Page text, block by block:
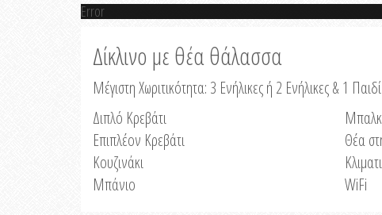
Error
Δίκλινο με θέα θάλασσα
Μέγιστη Χωριτικότητα: 3 Ενήλικες ή 2 Ενήλικες & 1 Παιδί
Διπλό Κρεβάτι
Επιπλέον Κρεβάτι
Κουζινάκι
Μπάνιο
Θέα
WiFi